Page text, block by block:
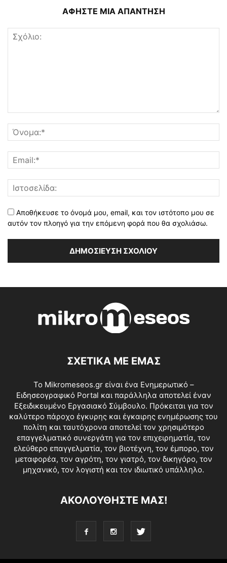
ΑΦΗΣΤΕ ΜΙΑ ΑΠΑΝΤΗΣΗ
Αποθήκευσε το όνομά μου, email, και τον ιστότοπο μου σε
αυτόν τον πλοηγό για την επόμενη φορά που θα σχολιάσω.
ΣΧΕΤΙΚΑ ΜΕ ΕΜΑΣ
Το Mikromeseos.gr είναι ένα Ενημερωτικό –
Ειδησεογραφικό Portal και παράλληλα αποτελεί έναν
Εξειδικευμένο Εργασιακό Σύμβουλο. Πρόκειται για τον
καλύτερο πάροχο έγκυρης και έγκαιρης ενημέρωσης του
πολίτη και ταυτόχρονα αποτελεί τον χρησιμότερο
επαγγελματικό συνεργάτη για τον επιχειρηματία, τον
ελεύθερο επαγγελματία, τον βιοτέχνη, τον έμπορο, τον
μεταφορέα, τον αγρότη, τον γιατρό, τον δικηγόρο, τον
μηχανικό, τον λογιστή και τον ιδιωτικό υπάλληλο.
ΑΚΟΛΟΥΘΗΣΤΕ ΜΑΣ!